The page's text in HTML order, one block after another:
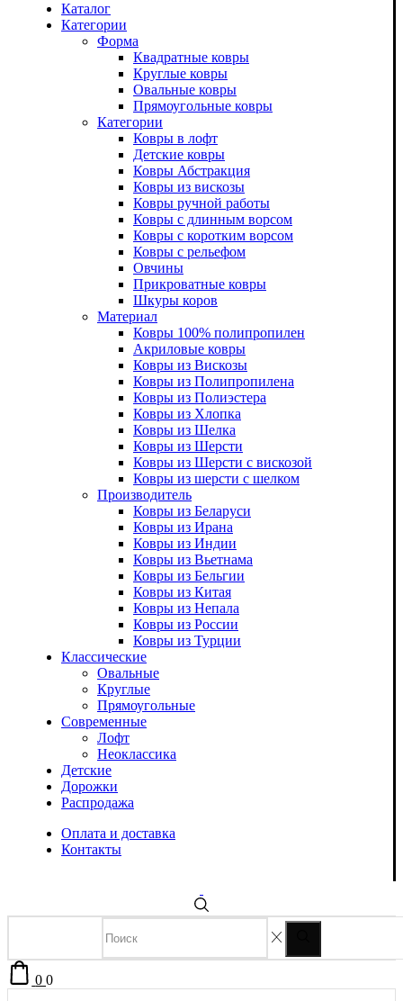
Каталог
Категории
Форма
Квадратные ковры
Круглые ковры
Овальные ковры
Прямоугольные ковры
Категории
Ковры в лофт
Детские ковры
Ковры Абстракция
Ковры из вискозы
Ковры ручной работы
Ковры с длинным ворсом
Ковры с коротким ворсом
Ковры с рельефом
Овчины
Прикроватные ковры
Шкуры коров
Материал
Ковры 100% полипропилен
Акриловые ковры
Ковры из Вискозы
Ковры из Полипропилена
Ковры из Полиэстера
Ковры из Хлопка
Ковры из Шелка
Ковры из Шерсти
Ковры из Шерсти с вискозой
Ковры из шерсти с шелком
Производитель
Ковры из Беларуси
Ковры из Ирана
Ковры из Индии
Ковры из Вьетнама
Ковры из Бельгии
Ковры из Китая
Ковры из Непала
Ковры из России
Ковры из Турции
Классические
Овальные
Круглые
Прямоугольные
Современные
Лофт
Неоклассика
Детские
Дорожки
Распродажа
Оплата и доставка
Контакты
00